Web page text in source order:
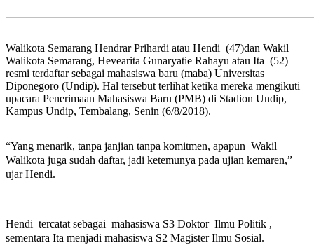
Walikota Semarang Hendrar Prihardi atau Hendi (47)dan Wakil
Walikota Semarang, Hevearita Gunaryatie Rahayu atau Ita (52)
resmi terdaftar sebagai mahasiswa baru (maba) Universitas
Diponegoro (Undip). Hal tersebut terlihat ketika mereka mengikuti
upacara Penerimaan Mahasiswa Baru (PMB) di Stadion Undip,
Kampus Undip, Tembalang, Senin (6/8/2018).
“Yang menarik, tanpa janjian tanpa komitmen, apapun Wakil
Walikota juga sudah daftar, jadi ketemunya pada ujian kemaren,”
ujar Hendi.
Hendi tercatat sebagai mahasiswa S3 Doktor Ilmu Politik ,
sementara Ita menjadi mahasiswa S2 Magister Ilmu Sosial.